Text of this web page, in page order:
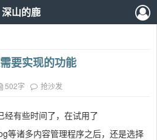
深山的鹿
要实现的功能
502字 抢沙发
经有些时间了，在试用了
等诸多内容管理程序之后，还是选择